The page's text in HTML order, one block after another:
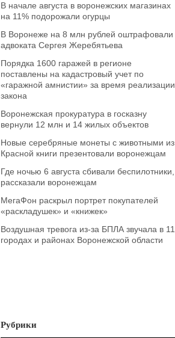
В начале августа в воронежских магазинах
на 11% подорожали огурцы
В Воронеже на 8 млн рублей оштрафовали
адвоката Сергея Жеребятьева
Порядка 1600 гаражей в регионе
поставлены на кадастровый учет по
«гаражной амнистии» за время реализации
закона
Воронежская прокуратура в госказну
вернули 12 млн и 14 жилых объектов
Новые серебряные монеты с животными из
Красной книги презентовали воронежцам
Где ночью 6 августа сбивали беспилотники,
рассказали воронежцам
МегаФон раскрыл портрет покупателей
«раскладушек» и «книжек»
Воздушная тревога из-за БПЛА звучала в 11
городах и районах Воронежской области
Рубрики